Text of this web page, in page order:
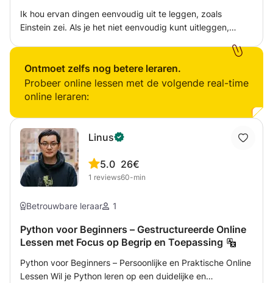
Ik hou ervan dingen eenvoudig uit te leggen, zoals
Einstein zei. Als je het niet eenvoudig kunt uitleggen,
Maar ze zijn op elkaar gestapeld om de complexiteit te
creëren. Ik zal eerst snel vinden waar je huidige begrip ligt
en daarna vanaf daar verder bouwen. Vaker wel dan niet,
betekent dat vanaf nul beginnen met de basis. Ik vind dat
het, net als wiskunde, cruciaal is om alle voorgaande
stappen echt te begrijpen en te begrijpen voordat je naar
de volgende gaat. Vaak wanneer mensen op openbare
scholen leren, hebben ze hier een stap gemist en van
daaruit zijn mensen verloren en proberen ze in plaats
daarvan dingen uit het hoofd te leren. Dat zal je niet
helpen in de wereld van computers. Dus waar kan ik mee
het Engels als in het Nederlands. En ja, dat betekent dat
alle programmeertalen zijn inbegrepen. Natuurlijk ook in
Ontmoet zelfs nog betere leraren.
Probeer online lessen met de volgende real-time
online leraren:
Linus
5.0
1 reviews
26€
60-min
Betrouwbare leraar 1
Python voor Beginners – Gestructureerde Online
Lessen met Focus op Begrip en Toepassing
Python voor Beginners – Persoonlijke en Praktische Online
Lessen Wil je Python leren op een duidelijke en